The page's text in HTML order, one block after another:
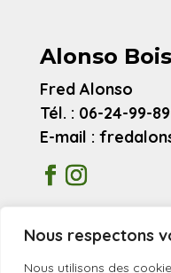
Nous respectons
Nous utilisons des
Alonso Bois
Fred Alonso
Tél. : 06-24-99-
E-mail :
Mentions
Avis clients